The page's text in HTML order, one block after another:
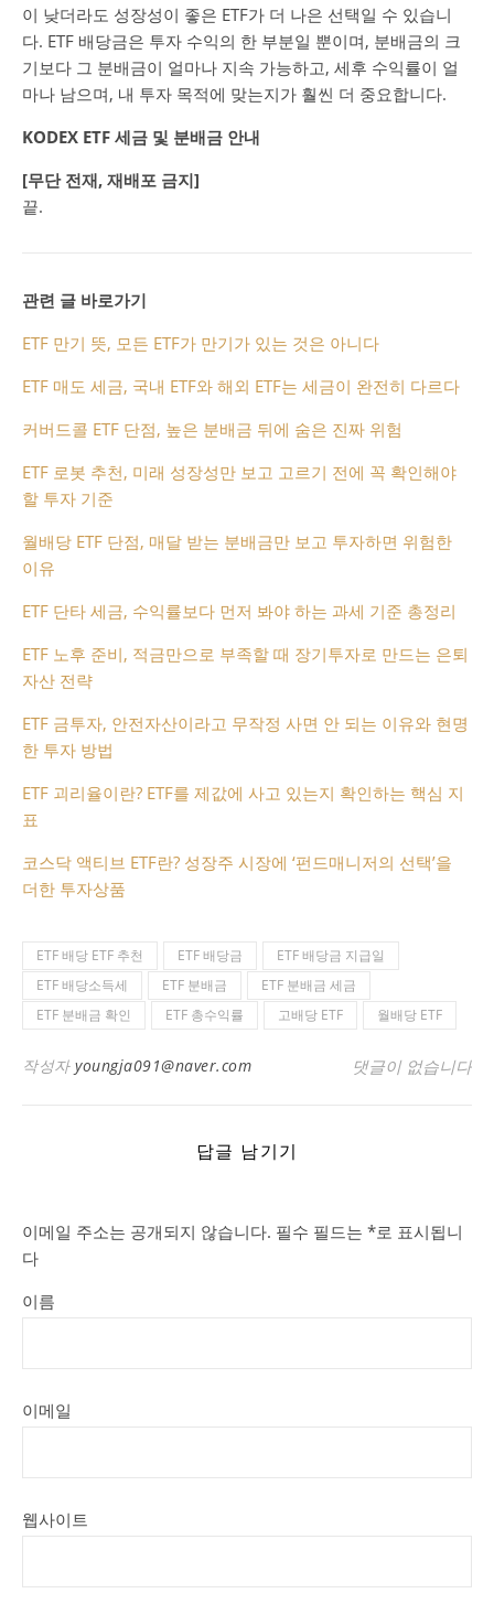
이 낮더라도 성장성이 좋은 ETF가 더 나은 선택일 수 있습니
다. ETF 배당금은 투자 수익의 한 부분일 뿐이며, 분배금의 크
기보다 그 분배금이 얼마나 지속 가능하고, 세후 수익률이 얼
마나 남으며, 내 투자 목적에 맞는지가 훨씬 더 중요합니다.
KODEX ETF 세금 및 분배금 안내
[무단 전재, 재배포 금지]
끝.
관련 글 바로가기
ETF 만기 뜻, 모든 ETF가 만기가 있는 것은 아니다
ETF 매도 세금, 국내 ETF와 해외 ETF는 세금이 완전히 다르다
커버드콜 ETF 단점, 높은 분배금 뒤에 숨은 진짜 위험
ETF 로봇 추천, 미래 성장성만 보고 고르기 전에 꼭 확인해야
할 투자 기준
월배당 ETF 단점, 매달 받는 분배금만 보고 투자하면 위험한
이유
ETF 단타 세금, 수익률보다 먼저 봐야 하는 과세 기준 총정리
ETF 노후 준비, 적금만으로 부족할 때 장기투자로 만드는 은퇴
자산 전략
ETF 금투자, 안전자산이라고 무작정 사면 안 되는 이유와 현명
한 투자 방법
ETF 괴리율이란? ETF를 제값에 사고 있는지 확인하는 핵심 지
표
코스닥 액티브 ETF란? 성장주 시장에 ‘펀드매니저의 선택’을
더한 투자상품
ETF 배당 ETF 추천 ETF 배당금
ETF 배당금 지급일
ETF 배당소득세
ETF 분배금
ETF 분배금 세금
ETF 분배금 확인
ETF 총수익률 고배당 ETF 월배당 ETF
작성자 youngja091@naver.com 댓글이 없습니다
답글 남기기
이메일 주소는 공개되지 않습니다. 필수 필드는 *로 표시됩니
다
이름
이메일
웹사이트